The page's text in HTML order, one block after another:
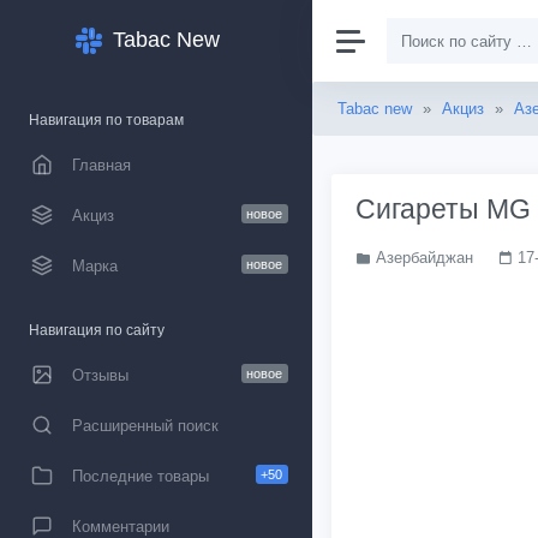
Tabac New
Навигация по товарам
Главная
Акциз новое
Марка новое
Навигация по сайту
Отзывы новое
Расширенный поиск
Последние товары +50
Комментарии
Tabac new » Акциз »
Сигареты
Азербайджан